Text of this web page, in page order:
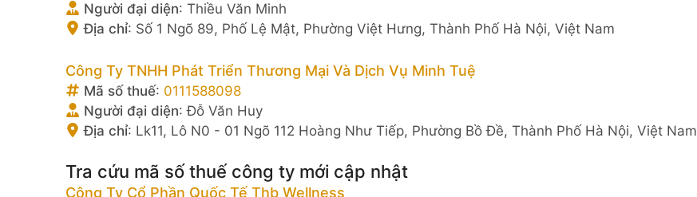
Người đại diện: Thiều Văn Minh
Địa chỉ: Số 1 Ngõ 89, Phố Lệ Mật, Phường Việt Hưng, Thành Phố Hà Nội, Việt Nam
Công Ty TNHH Phát Triển Thương Mại Và Dịch Vụ Minh Tuệ
Mã số thuế: 0111588098
Người đại diện:Đỗ Văn Huy
Địa chỉ: Lk11, Lô N0 - 01 Ngõ 112 Hoàng Như Tiếp, Phường Bồ Đề, Thành Phố Hà Nội, Việt Nam
Tra cứu mã số thuế công ty mới cập nhật
Công Ty Cổ Phần Quốc Tế Thb Wellness